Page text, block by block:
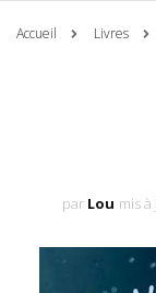
Accueil Livres
par Lou mis